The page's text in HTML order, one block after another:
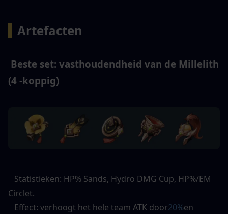
Artefacten
Beste set: vasthoudendheid van de Millelith
(4 -koppig)
Statistieken: HP% Sands, Hydro DMG Cup, HP%/EM
Circlet.
Effect: verhoogt het hele team ATK door20%en